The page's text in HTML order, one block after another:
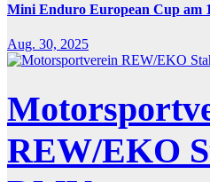
Mini Enduro European Cup am
Aug. 30, 2025
REW/EKO